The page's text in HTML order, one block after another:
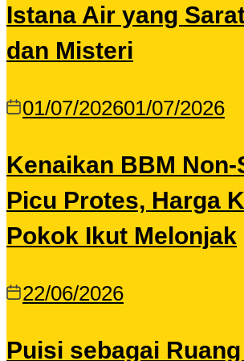
Istana Air yang
dan Misteri
01/07/202601/07/2026
Kenaikan BBM
Picu Protes, Harga
Pokok Ikut Melonjak
22/06/2026
Puisi sebagai